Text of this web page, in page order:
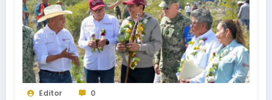
Editor 0